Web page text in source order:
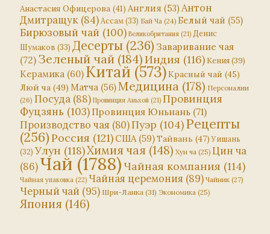
Анастасия Офицерова (41) Англия (53) Антон
Дмитращук (84) Ассам (33) Бай Ча (24) Белый чай (55)
Бирюзовый чай (100) Великобритания (21) Денис
Шумаков (33) Десерты (236) Заваривание чая
(72) Зеленый чай (184)Индия (116) Кения(39)
Керамика (60) Китай (573)Красный чай (45)
Люй ча (49) Матча (56) Медицина (178) Персоналии
(26) Посуда (88) Провинция Аньхой (21) Провинция
Фуцзянь (103) Провинция Юньнань (71)
Производство чая (80)Пуэр (104)Рецепты
(256)Россия (121) США (59)Тайвань (47) Уишань
(32) Улун (118)Химия чая (148) Хун ча (25) Цин ча
(86)Чай (1788)Чайная компания (114)
Чайная упаковка (22) Чайная церемония (89) Чайник (27)
Черный чай (95) Шри-Ланка (31) Экономика (25)
Япония (146)